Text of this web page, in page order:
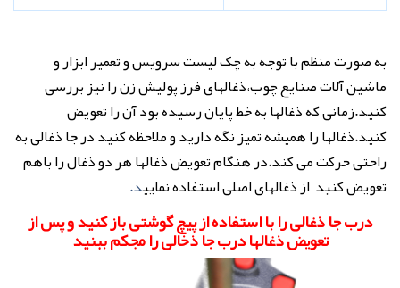
به صورت منظم با توجه به چک لیست سرویس و تعمیر ابزار و
ماشین آلات صنایع چوب،ذغالهای فرز پولیش زن را نیز بررسی
کنید.زمانی که ذغالها به خط پایان رسیده بود آن را تعویض
کنید.ذغالها را همیشه تمیز نگه دارید و ملاحظه کنید در جا ذغالی به
راحتی حرکت می کند.در هنگام تعویض ذغالها هر دو ذغال را باهم
تعویض کنید از ذغالهای اصلی استفاده نمایید.
درب جا ذغالی را با استفاده از پیچ گوشتی باز کنید و پس از
تعویض ذغالها درب جا ذخالی را مجکم ببنید